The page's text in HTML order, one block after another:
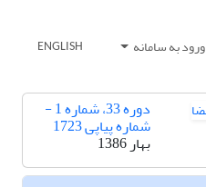
ورود به سامانه ENGLISH
دوره 33، شماره 1 -
شماره پیاپی 1723
بهار 1386